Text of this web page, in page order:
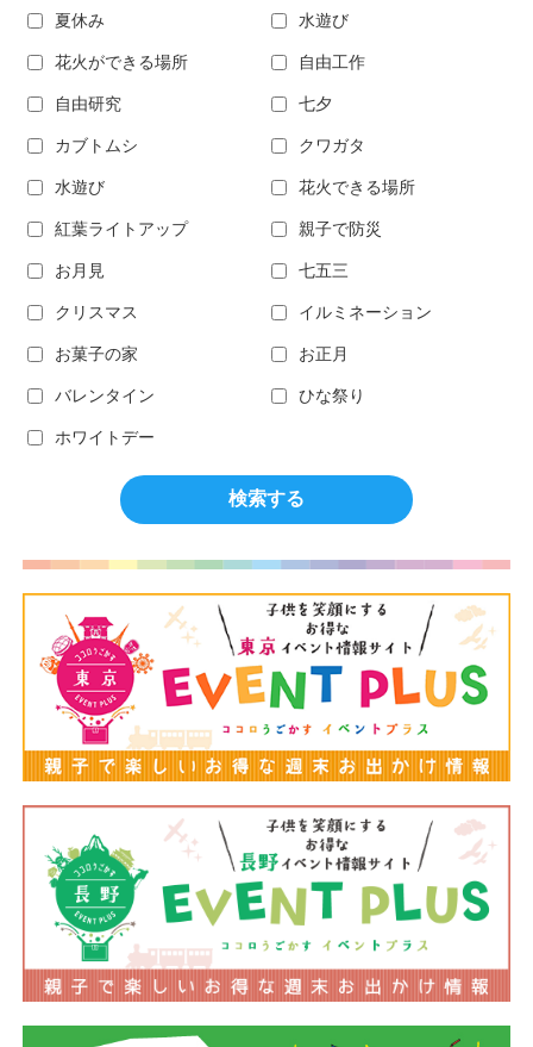
夏休み 水遊び
花火ができる場所 自由工作
自由研究 七夕
カブトムシ クワガタ
水遊び 花火できる場所
紅葉ライトアップ 親子で防災
お月見 七五三
クリスマス イルミネーション
お菓子の家 お正月
バレンタイン ひな祭り
ホワイトデー